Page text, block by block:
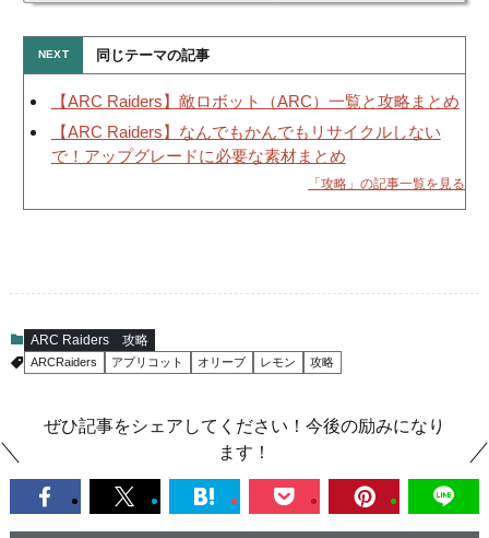
同じテーマの記事
【ARC Raiders】敵ロボット（ARC）一覧と攻略まとめ
【ARC Raiders】なんでもかんでもリサイクルしない
で！アップグレードに必要な素材まとめ
「攻略」の記事一覧を見る
ARC Raiders 攻略
ARCRaiders アプリコット オリーブ レモン 攻略
ぜひ記事をシェアしてください！今後の励みになり
ます！